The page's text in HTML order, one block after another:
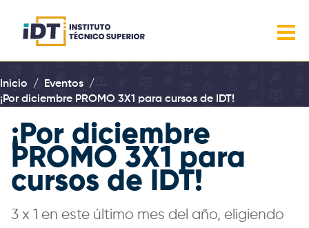
Inicio
Eventos
¡Por diciembre PROMO 3X1 para cursos de IDT!
¡Por diciembre
PROMO 3X1 para
cursos de IDT!
3 x 1 en este último mes del año, eligiendo